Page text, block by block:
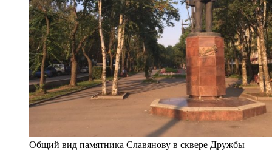
Общий вид памятника Славянову в сквере Дружбы